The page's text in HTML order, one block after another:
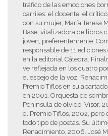
tráfico de las emociones
carriles: el docente, el
con su mujer, María Teresa
Base, vitalizadora de libros
joven, preferentemente.
responsable de 11
en la editorial Cátedra.
ve reflejada en los cuatro
el espejo de la voz,
Premio Tiflos en su
en 2001. Orquesta de
Península de olvido, Visor,
el Premio Tiflos, 2002, pero
todo tipo de poetas. Su
Renacimiento, 2006. José